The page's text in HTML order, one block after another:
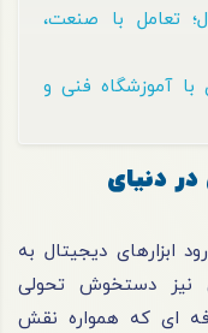
تعامل با صنعت،
آموزشگاه فنی و
دنیای
ابزارهای دیجیتال به
نیز دستخوش تحولی
ای که همواره نقش